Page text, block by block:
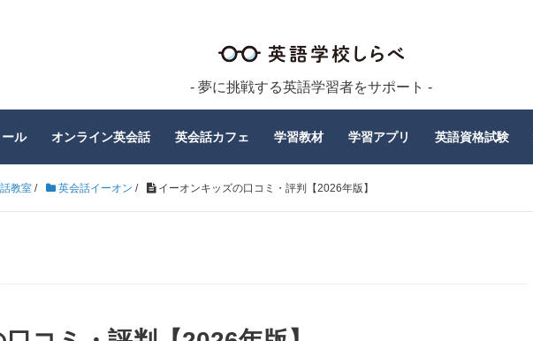
- 夢に挑戦する英語学習者をサポート -
ル オンライン英会話 英会話カフェ 学習教材 学習アプリ 英語資格試験
教室 / 英会話イーオン / イーオンキッズの口コミ・評判【2026年版】